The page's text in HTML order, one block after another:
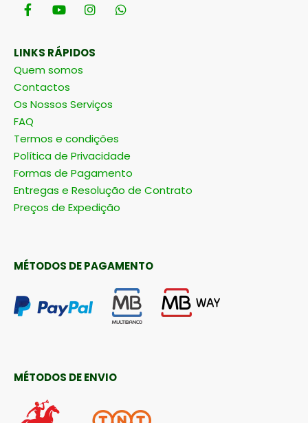
LINKS RÁPIDOS
Quem somos
Contactos
Os Nossos Serviços
FAQ
Termos e condições
Política de Privacidade
Formas de Pagamento
Entregas e Resolução de Contrato
Preços de Expedição
MÉTODOS DE PAGAMENTO
MÉTODOS DE ENVIO